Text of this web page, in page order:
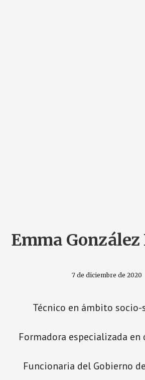
Emma González
7 de diciembre de 2020
Técnico en ámbito
Formadora especializada en
Funcionaria del Gobierno